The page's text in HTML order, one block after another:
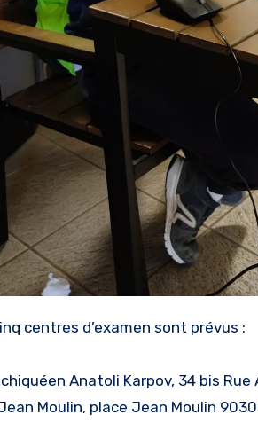
centres d’examen sont prévus :
Anatoli Karpov, 34 bis
Moulin, place Jean Moulin